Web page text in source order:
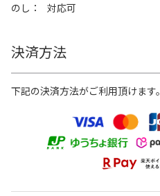
のし
対応可
決済方法
下記の決済方法がご利用頂けます。